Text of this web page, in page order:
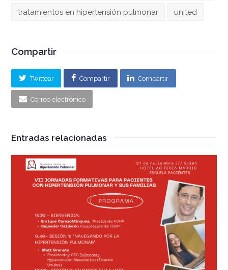
tratamientos en hipertensión pulmonar united
Compartir
Twittear Compartir Compartir
Correo electrónico
Entradas relacionadas